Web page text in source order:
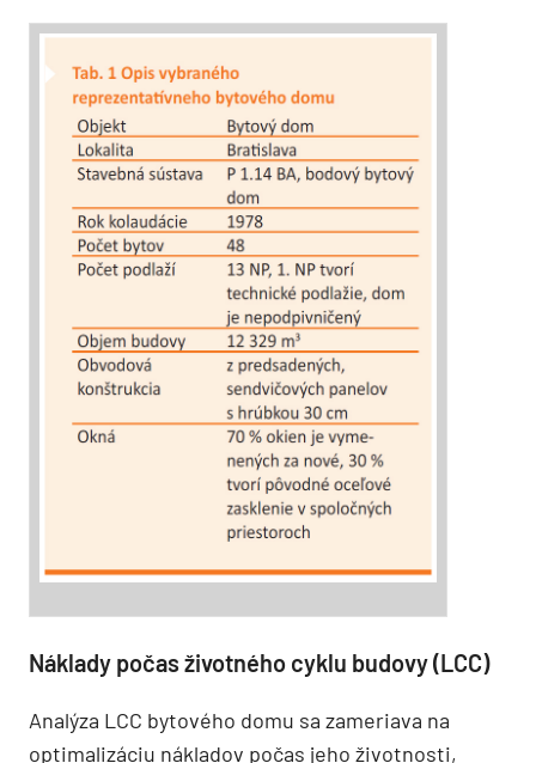
Náklady počas životného cyklu budovy (LCC)
Analýza LCC bytového domu sa zameriava na
optimalizáciu nákladov počas jeho životnosti,